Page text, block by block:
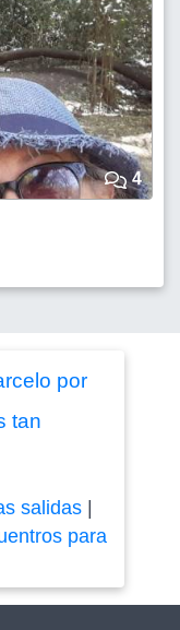
4
por
tan
salidas|
para